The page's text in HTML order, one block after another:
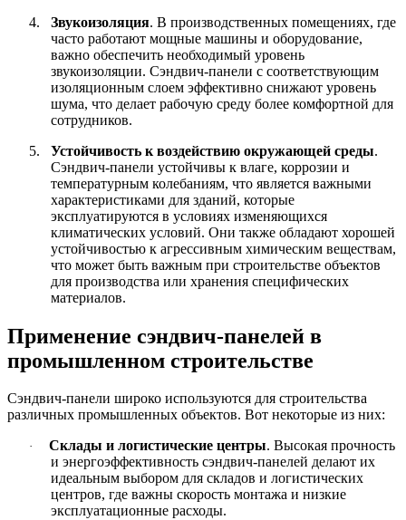
4.
Звукоизоляция. В производственных помещениях, где
часто работают мощные машины и оборудование,
важно обеспечить необходимый уровень
звукоизоляции. Сэндвич-панели с соответствующим
изоляционным слоем эффективно снижают уровень
шума, что делает рабочую среду более комфортной для
сотрудников.
5.
Устойчивость к воздействию окружающей среды.
Сэндвич-панели устойчивы к влаге, коррозии и
температурным колебаниям, что является важными
характеристиками для зданий, которые
эксплуатируются в условиях изменяющихся
климатических условий. Они также обладают хорошей
устойчивостью к агрессивным химическим веществам,
что может быть важным при строительстве объектов
для производства или хранения специфических
материалов.
Применение сэндвич-панелей в
промышленном строительстве
Сэндвич-панели широко используются для строительства
различных промышленных объектов. Вот некоторые из них:
· Склады и логистические центры. Высокая прочность
и энергоэффективность сэндвич-панелей делают их
идеальным выбором для складов и логистических
центров, где важны скорость монтажа и низкие
эксплуатационные расходы.